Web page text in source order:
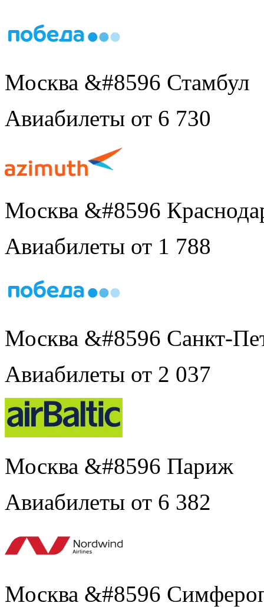
Москва &#8596 Стамбул
Авиабилеты от 6 730
Москва &#8596
Авиабилеты от 1 788
Москва &#8596 Санкт-
Авиабилеты от 2 037
Москва &#8596 Париж
Авиабилеты от 6 382
Москва &#8596